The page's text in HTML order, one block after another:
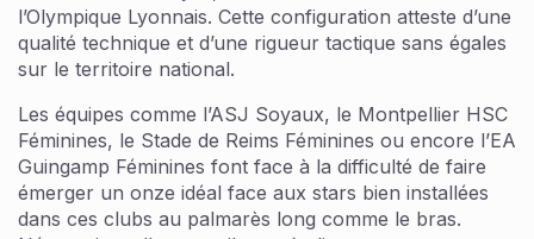
l’Olympique Lyonnais. Cette configuration atteste d’une
qualité technique et d’une rigueur tactique sans égales
sur le territoire national.
Les équipes comme l’ASJ Soyaux, le Montpellier HSC
Féminines, le Stade de Reims Féminines ou encore l’EA
Guingamp Féminines font face à la difficulté de faire
émerger un onze idéal face aux stars bien installées
dans ces clubs au palmarès long comme le bras.